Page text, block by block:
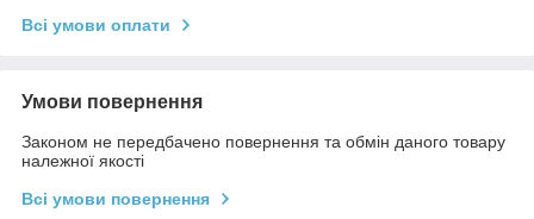
Всі умови оплати
Умови повернення
Законом не передбачено повернення та обмін даного товару
належної якості
Всі умови повернення